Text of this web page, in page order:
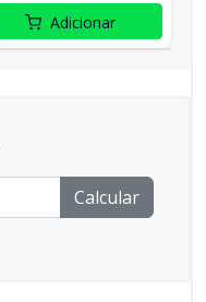
Adicionar
Calcular